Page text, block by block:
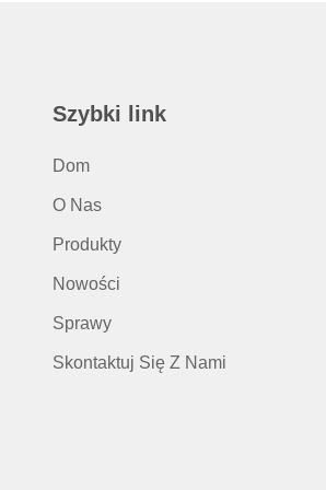
Szybki link
Dom
O Nas
Produkty
Nowości
Sprawy
Skontaktuj Się Z Nami